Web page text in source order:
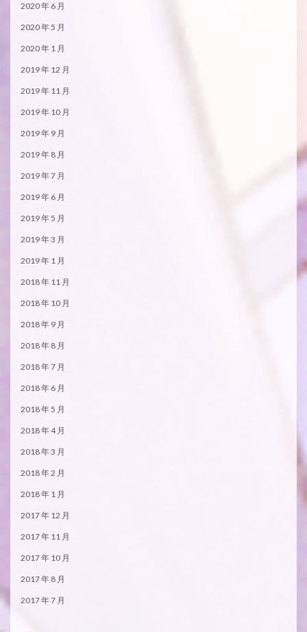
2020 年 6 月
2020 年 5 月
2020 年 1 月
2019 年 12 月
2019 年 11 月
2019 年 10 月
2019 年 9 月
2019 年 8 月
2019 年 7 月
2019 年 6 月
2019 年 5 月
2019 年 3 月
2019 年 1 月
2018 年 11 月
2018 年 10 月
2018 年 9 月
2018 年 8 月
2018 年 7 月
2018 年 6 月
2018 年 5 月
2018 年 4 月
2018 年 3 月
2018 年 2 月
2018 年 1 月
2017 年 12 月
2017 年 11 月
2017 年 10 月
2017 年 8 月
2017 年 7 月